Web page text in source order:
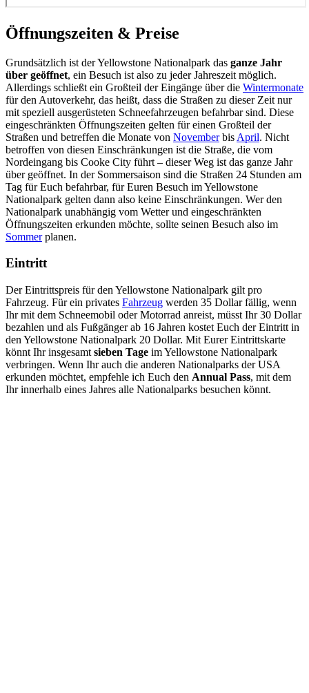
Öffnungszeiten & Preise
Grundsätzlich ist der Yellowstone Nationalpark das ganze Jahr
über geöffnet, ein Besuch ist also zu jeder Jahreszeit möglich.
Allerdings schließt ein Großteil der Eingänge über die Wintermonate
für den Autoverkehr, das heißt, dass die Straßen zu dieser Zeit nur
mit speziell ausgerüsteten Schneefahrzeugen befahrbar sind. Diese
eingeschränkten Öffnungszeiten gelten für einen Großteil der
Straßen und betreffen die Monate von Novemberbis April. Nicht
betroffen von diesen Einschränkungen ist die Straße, die vom
Nordeingang bis Cooke City führt – dieser Weg ist das ganze Jahr
über geöffnet. In der Sommersaison sind die Straßen 24 Stunden am
Tag für Euch befahrbar, für Euren Besuch im Yellowstone
Nationalpark gelten dann also keine Einschränkungen. Wer den
Nationalpark unabhängig vom Wetter und eingeschränkten
Öffnungszeiten erkunden möchte, sollte seinen Besuch also im
Sommerplanen.
Eintritt
Der Eintrittspreis für den Yellowstone Nationalpark gilt pro
Fahrzeug. Für ein privates Fahrzeug werden 35 Dollar fällig, wenn
Ihr mit dem Schneemobil oder Motorrad anreist, müsst Ihr 30 Dollar
bezahlen und als Fußgänger ab 16 Jahren kostet Euch der Eintritt in
den Yellowstone Nationalpark 20 Dollar. Mit Eurer Eintrittskarte
könnt Ihr insgesamt sieben Tage im Yellowstone Nationalpark
verbringen. Wenn Ihr auch die anderen Nationalparks der USA
erkunden möchtet, empfehle ich Euch den Annual Pass, mit dem
Ihr innerhalb eines Jahres alle Nationalparks besuchen könnt.